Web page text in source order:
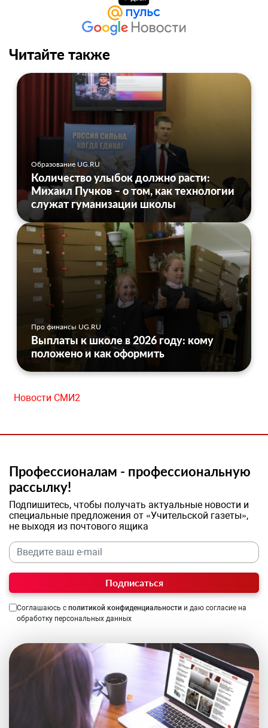
Читайте также
Образование UG.RU
Количество улыбок должно расти:
Михаил Пучков – о том, как технологии
служат гуманизации школы
Про финансы UG.RU
Выплаты к школе в 2026 году: кому
положено и как оформить
Новости СМИ2
Профессионалам - профессиональную
рассылку!
Подпишитесь, чтобы получать актуальные новости и
специальные предложения от «Учительской газеты»,
не выходя из почтового ящика
Подписаться
Соглашаюсь с политикой конфиденциальности и даю согласие на
обработку персональных данных